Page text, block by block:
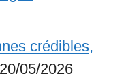
crédibles,
20/05/2026